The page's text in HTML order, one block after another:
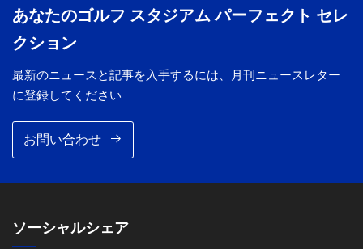
あなたのゴルフ スタジアム パーフェクト セレ
クション
最新のニュースと記事を入手するには、月刊ニュースレター
に登録してください
お問い合わせ
ソーシャルシェア